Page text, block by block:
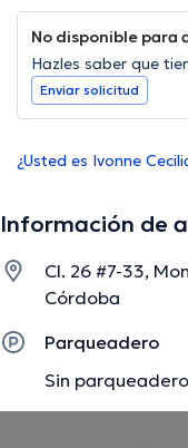
No disponible para
Hazles saber que
Enviar solicitud
¿Usted es Ivonne
Información de
Cl. 26 #7-33,
Córdoba
Parqueadero
Sin